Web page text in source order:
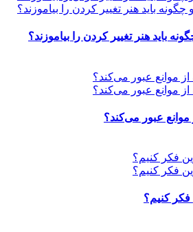
باید هنر تغییر کردن را بیاموزند؟
عبور می‌کند؟
فکر کنیم؟